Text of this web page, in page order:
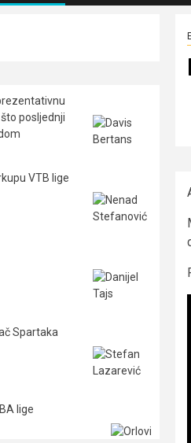
posljednji
VTB lige
Spartaka
lige